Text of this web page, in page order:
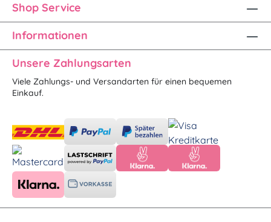
Shop Service
Informationen
Unsere Zahlungsarten
Viele Zahlungs- und Versandarten für einen bequemen
Einkauf.